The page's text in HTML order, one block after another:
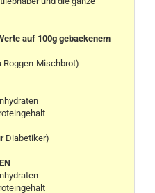
auf 100g gebackenem
Roggen-Mischbrot)
Diabetiker)